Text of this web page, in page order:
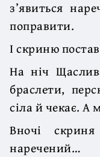
з’явиться
поправити.
І скриню
На ніч
браслети,
сіла й чекає. А
Вночі
наречений…